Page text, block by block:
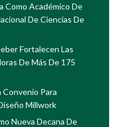
Como Académico De
De Ciencias De
Fortalecen Las
De Más De 175
Convenio Para
Millwork
Nueva Decana De